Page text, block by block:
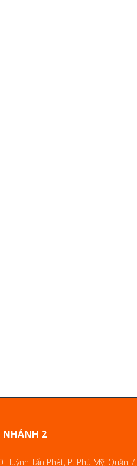
NHÁNH 2
Huỳnh Tấn Phát, P. Phú Mỹ, Quận 7,